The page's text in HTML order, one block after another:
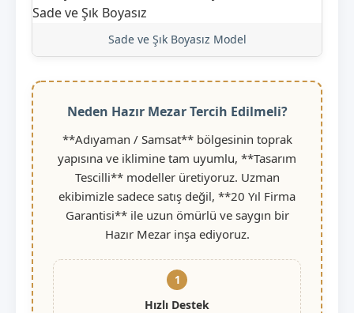
Sade ve Şık Boyasız Model
Neden Hazır Mezar Tercih Edilmeli?
**Adıyaman / Samsat** bölgesinin toprak
yapısına ve iklimine tam uyumlu, **Tasarım
Tescilli** modeller üretiyoruz. Uzman
ekibimizle sadece satış değil, **20 Yıl Firma
Garantisi** ile uzun ömürlü ve saygın bir
Hazır Mezar inşa ediyoruz.
1
Hızlı Destek